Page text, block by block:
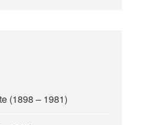
(1898 – 1981)